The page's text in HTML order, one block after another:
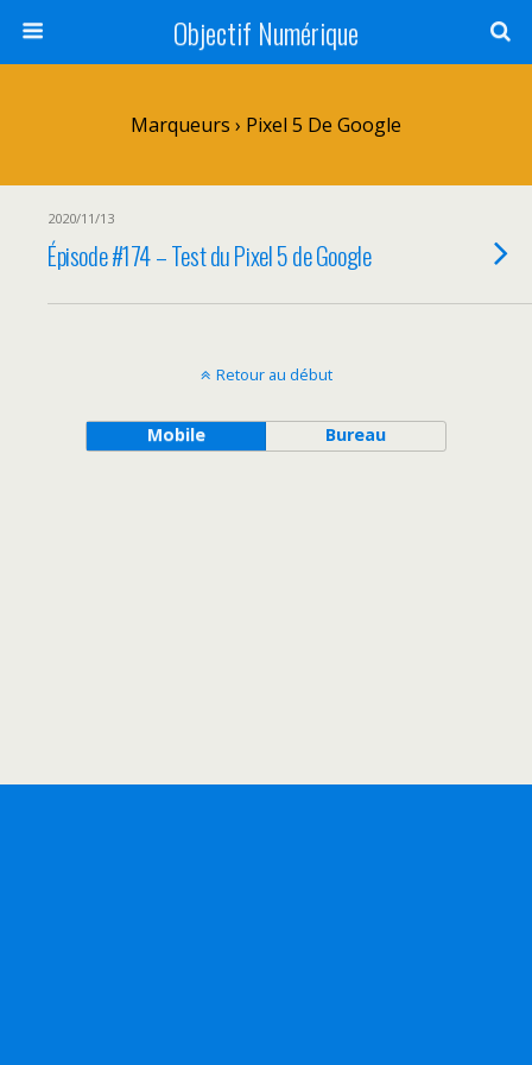
Objectif Numérique
Marqueurs › Pixel 5 De Google
2020/11/13
Épisode #174 – Test du Pixel 5 de Google
Retour au début
Mobile Bureau